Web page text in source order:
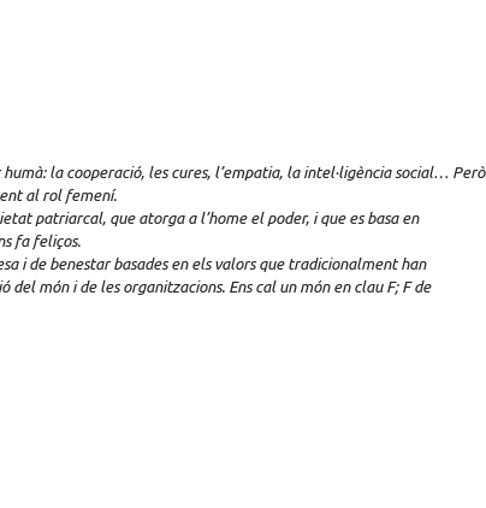
la cooperació, les cures, l’empatia, la intel·ligència social… Però
al rol femení.
patriarcal, que atorga a l’home el poder, i que es basa en
fa feliços.
i de benestar basades en els valors que tradicionalment han
món i de les organitzacions. Ens cal un món en clau F; F de